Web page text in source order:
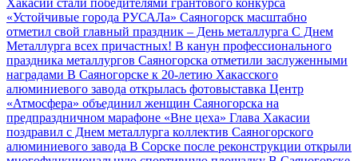
«Устойчивые города РУСАЛа» Саяногорск масштабно
отметил свой главный праздник – День металлурга С Днем
Металлурга всех причастных! В канун профессионального
праздника металлургов Саяногорска отметили заслуженными
наградами В Саяногорске к 20-летию Хакасского
алюминиевого завода открылась фотовыставка Центр
«Атмосфера» объединил женщин Саяногорска на
предпраздничном марафоне «Вне цеха» Глава Хакасии
поздравил с Днем металлурга коллектив Саяногорского
алюминиевого завода В Сорске после реконструкции открыли